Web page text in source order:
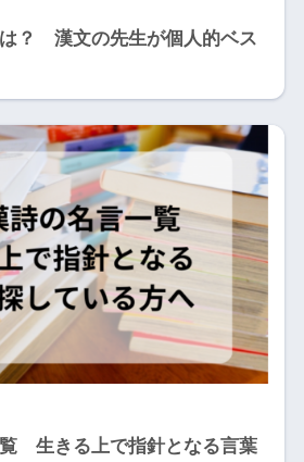
？ 漢文の先生が個人的ベス
生きる上で指針となる言葉